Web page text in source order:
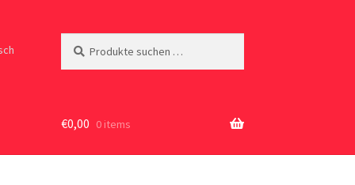
nach:
€0,00 0 items